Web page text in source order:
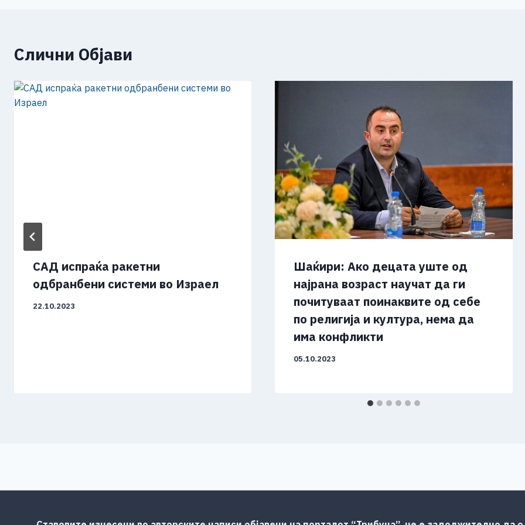
Слични Објави
САД испраќа ракетни
одбранбени системи во Израел
22.10.2023
Шаќири: Ако децата уште од
најрана возраст научат да ги
почитуваат поинаквите од себе
по религија и култура, нема да
има конфликти
05.10.2023